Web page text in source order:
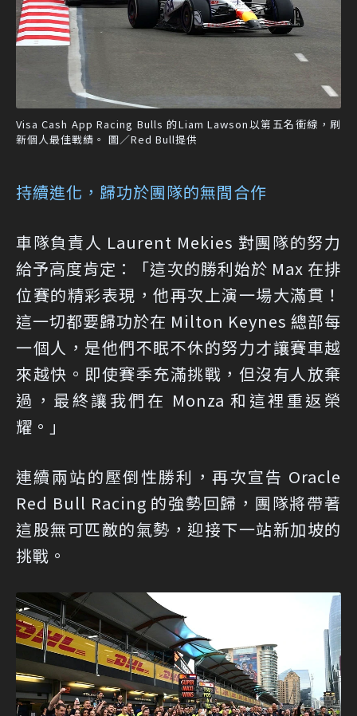
Visa Cash App Racing Bulls 的Liam Lawson以第五名衝線，刷
新個人最佳戰績。 圖／Red Bull提供
持續進化，歸功於團隊的無間合作
車隊負責人 Laurent Mekies 對團隊的努力
給予高度肯定：「這次的勝利始於 Max 在排
位賽的精彩表現，他再次上演一場大滿貫！
這一切都要歸功於在 Milton Keynes 總部每
一個人，是他們不眠不休的努力才讓賽車越
來越快。即使賽季充滿挑戰，但沒有人放棄
過，最終讓我們在 Monza 和這裡重返榮
耀。」
連續兩站的壓倒性勝利，再次宣告 Oracle
Red Bull Racing 的強勢回歸，團隊將帶著
這股無可匹敵的氣勢，迎接下一站新加坡的
挑戰。